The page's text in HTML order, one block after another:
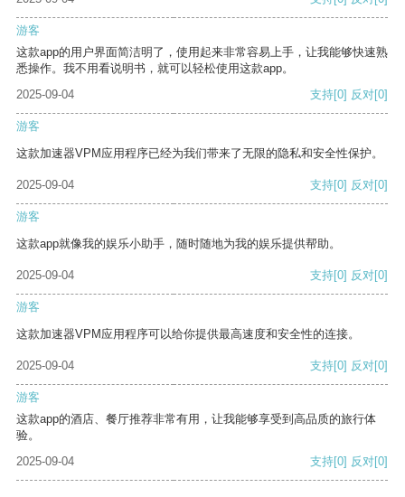
游客
这款app的用户界面简洁明了，使用起来非常容易上手，让我能够快速熟
悉操作。我不用看说明书，就可以轻松使用这款app。
2025-09-04
支持[0] 反对[0]
游客
这款加速器VPM应用程序已经为我们带来了无限的隐私和安全性保护。
2025-09-04 支持[0] 反对[0]
游客
这款app就像我的娱乐小助手，随时随地为我的娱乐提供帮助。
2025-09-04 支持[0] 反对[0]
游客
这款加速器VPM应用程序可以给你提供最高速度和安全性的连接。
2025-09-04 支持[0] 反对[0]
游客
这款app的酒店、餐厅推荐非常有用，让我能够享受到高品质的旅行体
验。
2025-09-04
支持[0] 反对[0]